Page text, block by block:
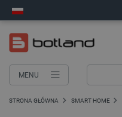
MENU
STRONA GŁÓWNA SMART HOME